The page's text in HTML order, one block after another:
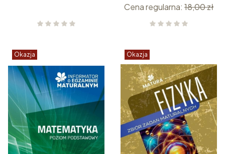
Cena regularna: 18,00 zł
Okazja Okazja